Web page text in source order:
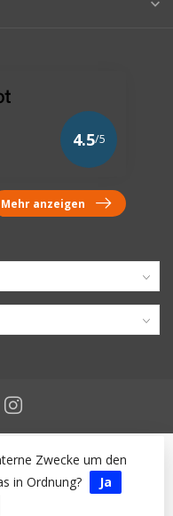
4.5/5
Mehr anzeigen
Zwecke um den
in Ordnung?
Ja